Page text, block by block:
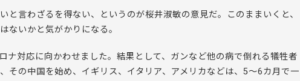
と言わざるを得ない、というのが桜井淑敏の意見だ。このままいくと、
ないかと気がかりになる。
ナ対応に向かわせました。結果として、ガンなど他の病で倒れる犠牲者
その中国を始め、イギリス、イタリア、アメリカなどは、5～6カ月で一